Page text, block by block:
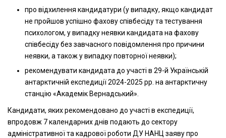
про відхилення кандидатури (у випадку, якщо кандидат
не пройшов успішно фахову співбесіду та тестування
психологом, у випадку неявки кандидата на фахову
співбесіду без завчасного повідомлення про причини
неявки, а також у випадку повторної неявки);
рекомендувати кандидата до участі в 29-й Українській
антарктичній експедиції 2024-2025 рр. на антарктичну
станцію «Академік Вернадський».
Кандидати, яких рекомендовано до участі в експедиції,
впродовж 7 календарних днів подають до сектору
адміністративної та кадрової роботи ДУ НАНЦ заяву про